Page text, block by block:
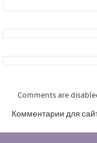
Comments are
Комментарии для